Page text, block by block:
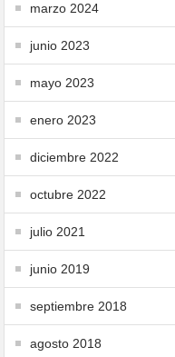
marzo 2024
junio 2023
mayo 2023
enero 2023
diciembre 2022
octubre 2022
julio 2021
junio 2019
septiembre 2018
agosto 2018